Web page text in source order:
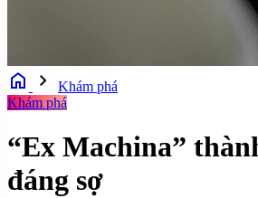
home chevron_right
Khám phá
Khám phá
“Ex Machina”
đáng sợ